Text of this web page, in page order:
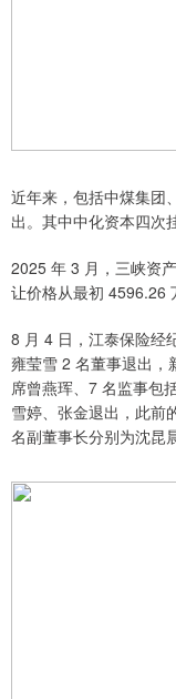
近年来，包括中煤集团
出。其中中化资本四次
2025 年 3 月，三峡资
让价格从最初 4596.26
8 月 4 日，江泰保险经
雍莹雪 2 名董事退出，
席曾燕珲、7 名监事包
雪婷、张金退出，此前
名副董事长分别为沈昆